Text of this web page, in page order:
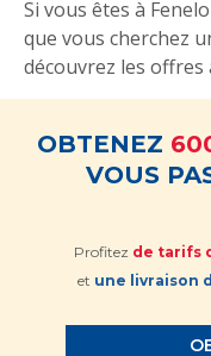
Si vous êtes à
que vous cherchez
découvrez les
OBTENEZ
VOUS
Profitez de tarifs
et une livraison